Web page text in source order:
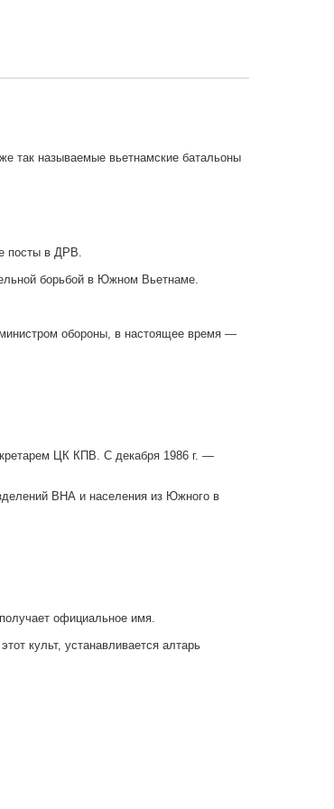
так называемые вьетнамские батальоны
посты в ДРВ.
борьбой в Южном Вьетнаме.
обороны, в настоящее время —
ЦК КПВ. С декабря 1986 г. —
ВНА и населения из Южного в
официальное имя.
культ, устанавливается алтарь